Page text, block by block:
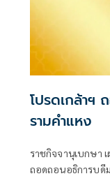
โปรดเกล้าฯ
รามคำแหง
ราชกิจจานุเบกษา
ถอดถอนอธิการบดี